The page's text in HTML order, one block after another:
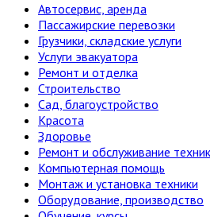
Автосервис, аренда
Пассажирские перевозки
Грузчики, складские услуги
Услуги эвакуатора
Ремонт и отделка
Строительство
Сад, благоустройство
Красота
Здоровье
Ремонт и обслуживание
Компьютерная помощь
Монтаж и установка техники
Оборудование, производство